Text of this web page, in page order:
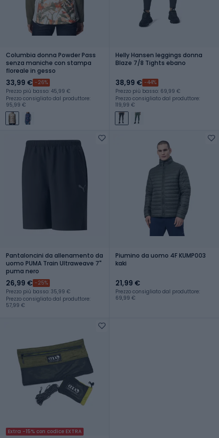
Columbia donna Powder Pass
senza maniche con stampa
floreale in gesso
33,99 € -26%
Prezzo più basso: 45,99 €
Prezzo consigliato dal produttore:
95,99 €
Helly Hansen leggings donna
Blaze 7/8 Tights ebano
38,99 € -44%
Prezzo più basso: 69,99 €
Prezzo consigliato dal produttore:
119,99 €
Pantaloncini da allenamento da
uomo PUMA Train Ultraweave 7"
puma nero
26,99 € -25%
Prezzo più basso: 35,99 €
Prezzo consigliato dal produttore:
57,99 €
Piumino da uomo 4F KUMP003
kaki
21,99 €
Prezzo consigliato dal produttore:
69,99 €
Extra -15% con codice EXTRA